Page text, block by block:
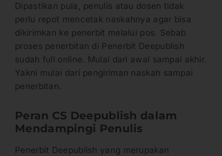
Dipastikan pula, penulis atau dosen tidak
perlu repot mencetak naskahnya agar bisa
dikirimkan ke penerbit melalui pos. Sebab
proses penerbitan di Penerbit Deepublish
sudah full online. Mulai dari awal sampai akhir.
Yakni mulai dari pengiriman naskah sampai
penerbitan.
Peran CS Deepublish dalam
Mendampingi Penulis
Penerbit Deepublish yang merupakan